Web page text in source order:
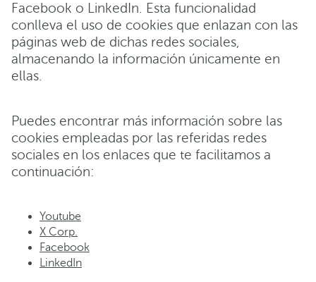
Facebook o LinkedIn. Esta funcionalidad
conlleva el uso de cookies que enlazan con las
páginas web de dichas redes sociales,
almacenando la información únicamente en
ellas.
Puedes encontrar más información sobre las
cookies empleadas por las referidas redes
sociales en los enlaces que te facilitamos a
continuación:
Youtube
X Corp.
Facebook
LinkedIn